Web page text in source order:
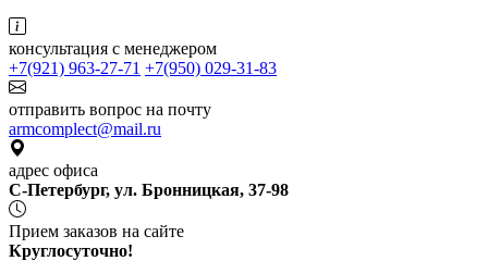
консультация с менеджером
+7(921) 963-27-71 +7(950) 029-31-83
отправить вопрос на почту
armcomplect@mail.ru
адрес офиса
С-Петербург, ул. Бронницкая, 37-98
Прием заказов на сайте
Круглосуточно!